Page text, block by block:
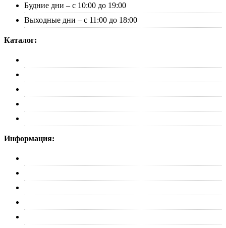
Будние дни – с 10:00 до 19:00
Выходные дни – с 11:00 до 18:00
Каталог:
Информация: